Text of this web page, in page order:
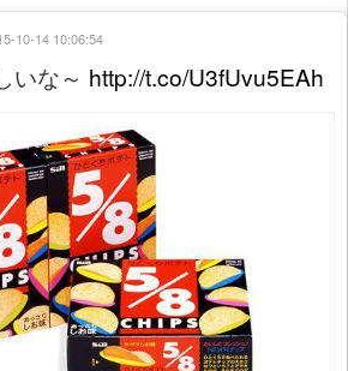
いな～ http://t.co/U3fUvu5EAh
10-14 10:06:54